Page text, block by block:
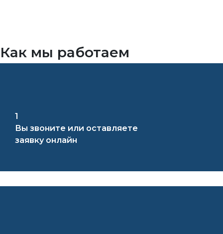
Как мы работаем
1
Вы звоните или оставляете
заявку онлайн